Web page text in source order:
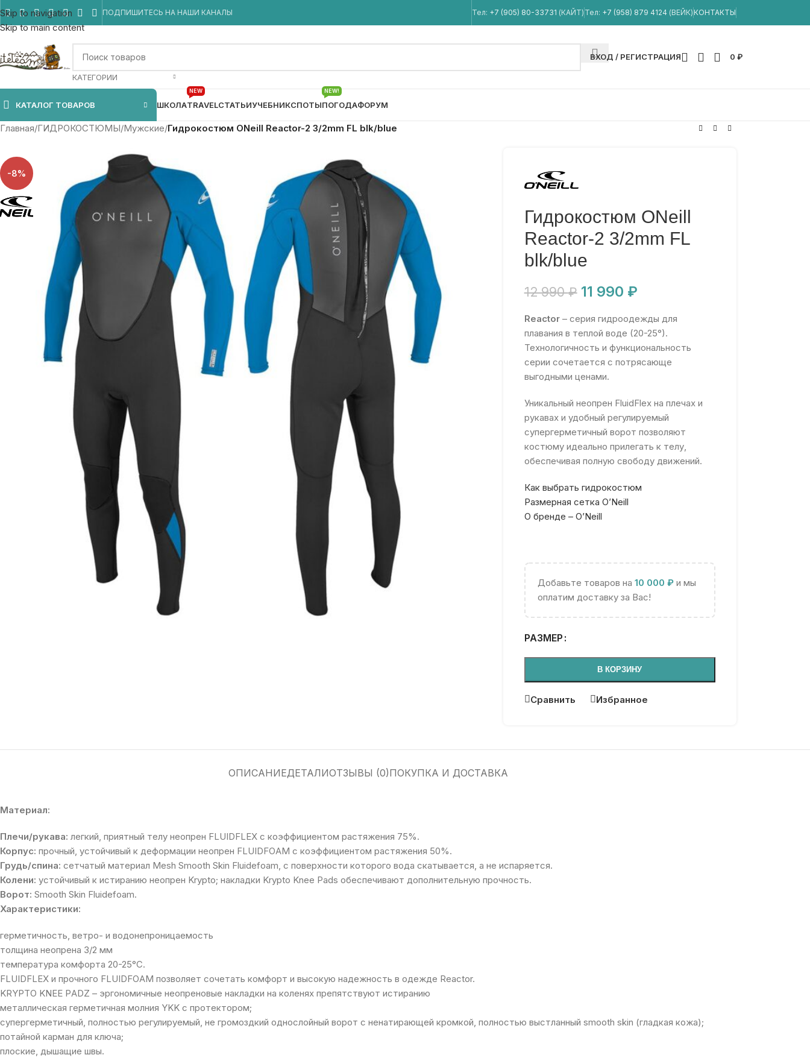
Skip to navigation
Skip to main content
ПОДПИШИТЕСЬ НА НАШИ КАНАЛЫ
Тел: +7 (905) 80-33731 (КАЙТ) Тел: +7 (958) 879 4124 (ВЕЙК) КОНТАКТЫ
КАТЕГОРИИ
ВХОД / РЕГИСТРАЦИЯ 0 ₽
КАТАЛОГ ТОВАРОВ ШКОЛАTRAVEL
NEW
СТАТЬИУЧЕБНИКСПОТЫПОГОДА
NEW!
ФОРУМ
Главная/ГИДРОКОСТЮМЫ/Мужские/Гидрокостюм ONeill Reactor-2 3/2mm FL blk/blue
-8%
Гидрокостюм ONeill
Reactor-2 3/2mm FL
blk/blue
12 990₽ 11 990 ₽
Reactor– серия гидроодежды для
плавания в теплой воде (20-25°).
Технологичность и функциональность
серии сочетается с потрясающе
выгодными ценами.
Уникальный неопрен FluidFlex на плечах и
рукавах и удобный регулируемый
супергерметичный ворот позволяют
костюму идеально прилегать к телу,
обеспечивая полную свободу движений.
Как выбрать гидрокостюм
Размерная сетка O’Neill
О бренде – O’Neill
Добавьте товаров на 10 000 ₽и мы
оплатим доставку за Вас!
РАЗМЕР
В КОРЗИНУ
Сравнить Избранное
ОПИСАНИЕДЕТАЛИОТЗЫВЫ (0)ПОКУПКА И ДОСТАВКА
Материал:
Плечи/рукава: легкий, приятный телу неопрен FLUIDFLEX с коэффициентом растяжения 75%.
Корпус: прочный, устойчивый к деформации неопрен FLUIDFOAM с коэффициентом растяжения 50%.
Грудь/спина: сетчатый материал Mesh Smooth Skin Fluidefoam, с поверхности которого вода скатывается, а не испаряется.
Колени: устойчивый к истиранию неопрен Krypto; накладки Krypto Knee Pads обеспечивают дополнительную прочность.
Ворот: Smooth Skin Fluidefoam.
Характеристики:
герметичность, ветро- и водонепроницаемость
толщина неопрена 3/2 мм
температура комфорта 20-25°С.
FLUIDFLEX и прочного FLUIDFOAM позволяет сочетать комфорт и высокую надежность в одежде Reactor.
KRYPTO KNEE PADZ – эргономичные неопреновые накладки на коленях препятствуют истиранию
металлическая герметичная молния YKK с протектором;
супергерметичный, полностью регулируемый, не громоздкий однослойный ворот с ненатирающей кромкой, полностью выстланный smooth skin (гладкая кожа);
потайной карман для ключа;
плоские, дышащие швы.